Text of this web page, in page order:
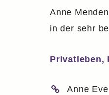
Anne
in der sehr
Privatleben,
Anne